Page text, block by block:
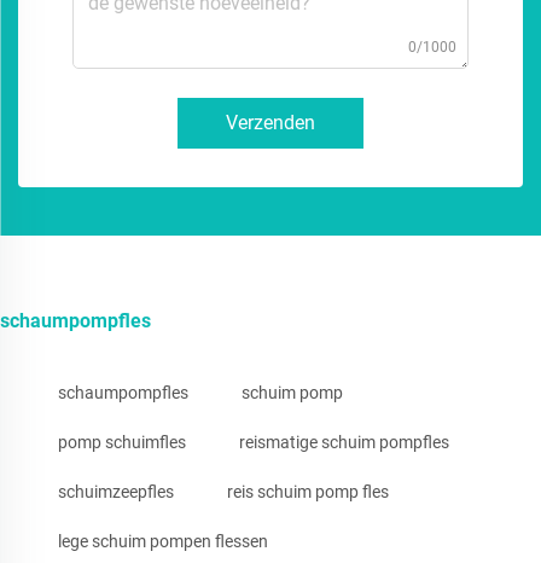
0/1000
Verzenden
schaumpompfles
schaumpompfles schuim pomp
pomp schuimfles reismatige schuim pompfles
schuimzeepfles reis schuim pomp fles
lege schuim pompen flessen